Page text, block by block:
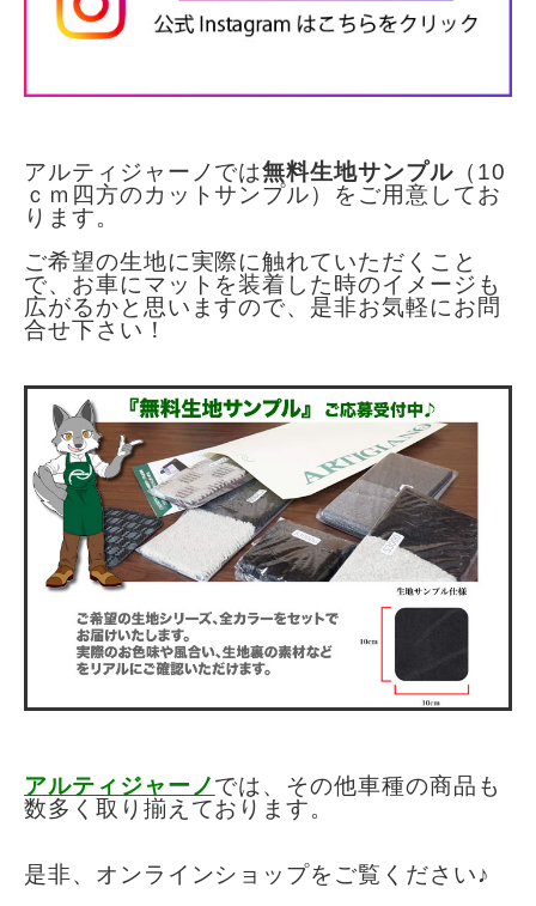
アルティジャーノでは無料生地サンプル（10
ｃｍ四方のカットサンプル） をご用意してお
ります。
ご希望の生地に実際に触れていただくこと
で、お車にマットを装着した時のイメージも
広がるかと思いますので、是非お気軽にお問
合せ下さい！
アルティジャーノでは、その他車種の商品も
数多く取り揃えております。
是非、オンラインショップをご覧くださ い♪